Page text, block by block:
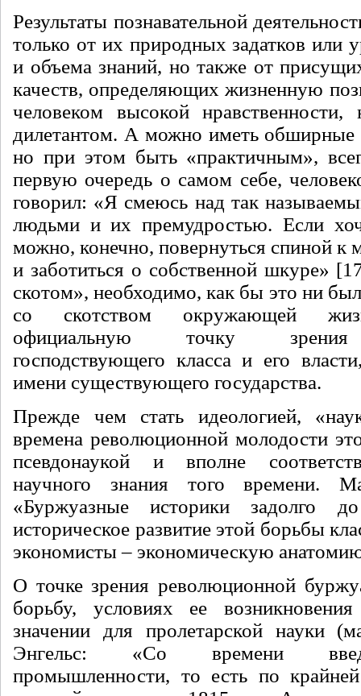
Результаты познавательной
только от их природных задатков или
и объема знаний, но также от
качеств, определяющих жизненную
человеком высокой
дилетантом. А можно иметь обширные
но при этом быть «практичным»,
первую очередь о самом себе,
говорил: «Я смеюсь над так
людьми и их премудростью. Если
можно, конечно, повернуться спиной к
и заботиться о собственной шкуре»
скотом», необходимо, как бы это ни
со скотством окружающей
официальную точку зрения
господствующего класса и его
имени существующего государства.
Прежде чем стать идеологией,
времена революционной молодости
псевдонаукой и вполне
научного знания того времени.
«Буржуазные историки задолго
историческое развитие этой борьбы
экономисты – экономическую
О точке зрения революционной
борьбу, условиях ее
значении для пролетарской науки
Энгельс: «Со времени
промышленности, то есть по